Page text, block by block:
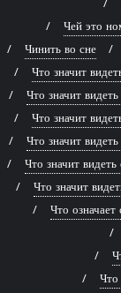
Чей это
Чинить во сне
Что значит
Что значит
Что значит
Что значит
Что значит видеть
Что значит
Что означает
Что